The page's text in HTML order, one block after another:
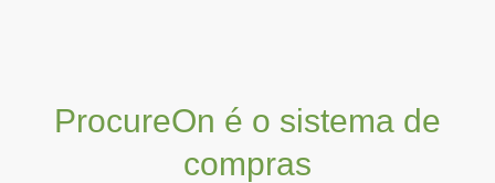
ProcureOn é o sistema de
compras